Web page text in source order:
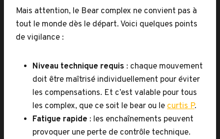
Mais attention, le Bear complex ne convient pas à
tout le monde dès le départ. Voici quelques points
de vigilance :
Niveau technique requis : chaque mouvement
doit être maîtrisé individuellement pour éviter
les compensations. Et c’est valable pour tous
les complex, que ce soit le bear ou lecurtis P.
Fatigue rapide : les enchaînements peuvent
provoquer une perte de contrôle technique.